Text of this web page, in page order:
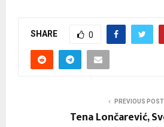
SHARE 0
PREVIOUS POST
Tena Lončarević,